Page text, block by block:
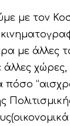
με τον
με άλλες
άλλες